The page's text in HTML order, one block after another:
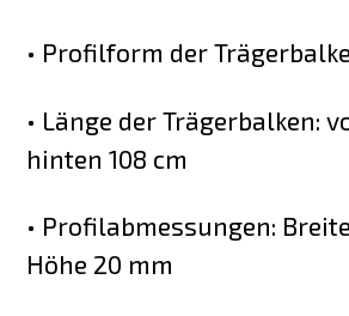
• Profilform der
• Länge der Trägerbalken:
hinten 108 cm
• Profilabmessungen:
Höhe 20 mm